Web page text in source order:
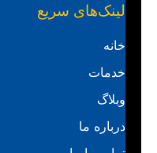
لینک‌های سریع
خانه
خدمات
وبلاگ
درباره ما